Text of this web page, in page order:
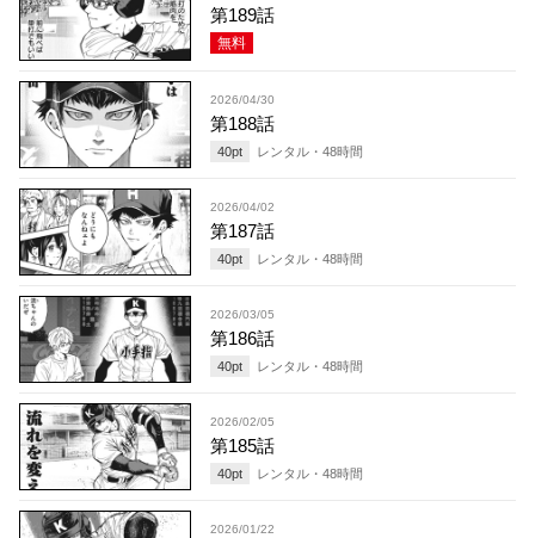
第189話
無料
2026/04/30
第188話
40pt レンタル・ 48時間
2026/04/02
第187話
40pt レンタル・ 48時間
2026/03/05
第186話
40pt レンタル・ 48時間
2026/02/05
第185話
40pt レンタル・ 48時間
2026/01/22